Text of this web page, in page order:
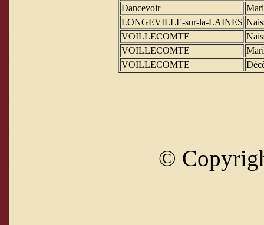
Dancevoir
LONGEVILLE-sur-la-LAINES
VOILLECOMTE
VOILLECOMTE
VOILLECOMTE
©